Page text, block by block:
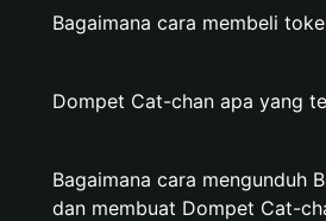
Bagaimana cara membeli
Dompet Cat-chan apa yang
Bagaimana cara mengunduh
dan membuat Dompet Cat-